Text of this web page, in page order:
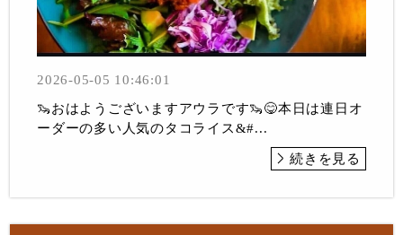
2026-05-05 10:46:01
🦦おはようございますアウラです🦦😋本日は連日オ
ーダーの多い人気のタコライス&#...
続きを見る